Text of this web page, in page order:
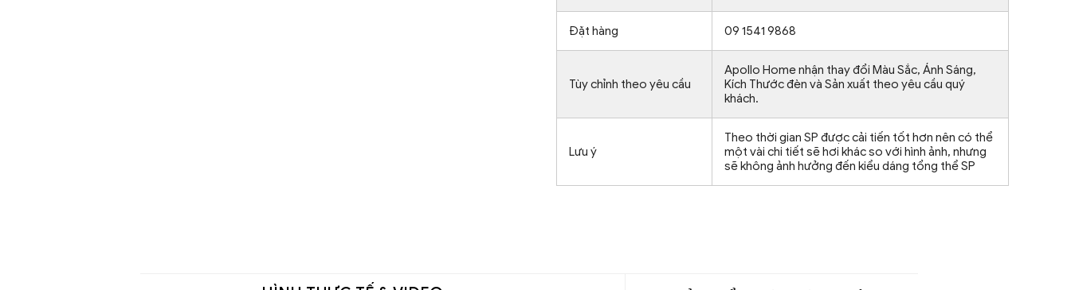
Đặt hàng 09 1541 9868
Tùy chỉnh theo yêu cầu
Apollo Home nhận thay đổi Màu Sắc, Ánh Sáng,
Kích Thước đèn và Sản xuất theo yêu cầu quý
khách.
Lưu ý
Theo thời gian SP được cải tiến tốt hơn nên có thể
một vài chi tiết sẽ hơi khác so với hình ảnh, nhưng
sẽ không ảnh hưởng đến kiểu dáng tổng thể SP